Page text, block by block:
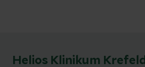
Helios Klinikum Krefeld